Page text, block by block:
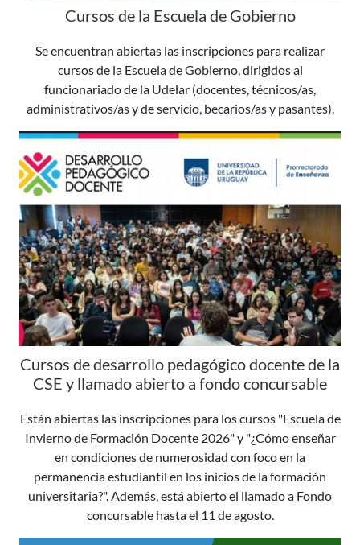
Cursos de la Escuela de Gobierno
Se encuentran abiertas las inscripciones para realizar
cursos de la Escuela de Gobierno, dirigidos al
funcionariado de la Udelar (docentes, técnicos/as,
administrativos/as y de servicio, becarios/as y pasantes).
Cursos de desarrollo pedagógico docente de la
CSE y llamado abierto a fondo concursable
Están abiertas las inscripciones para los cursos "Escuela de
Invierno de Formación Docente 2026" y "¿Cómo enseñar
en condiciones de numerosidad con foco en la
permanencia estudiantil en los inicios de la formación
universitaria?". Además, está abierto el llamado a Fondo
concursable hasta el 11 de agosto.